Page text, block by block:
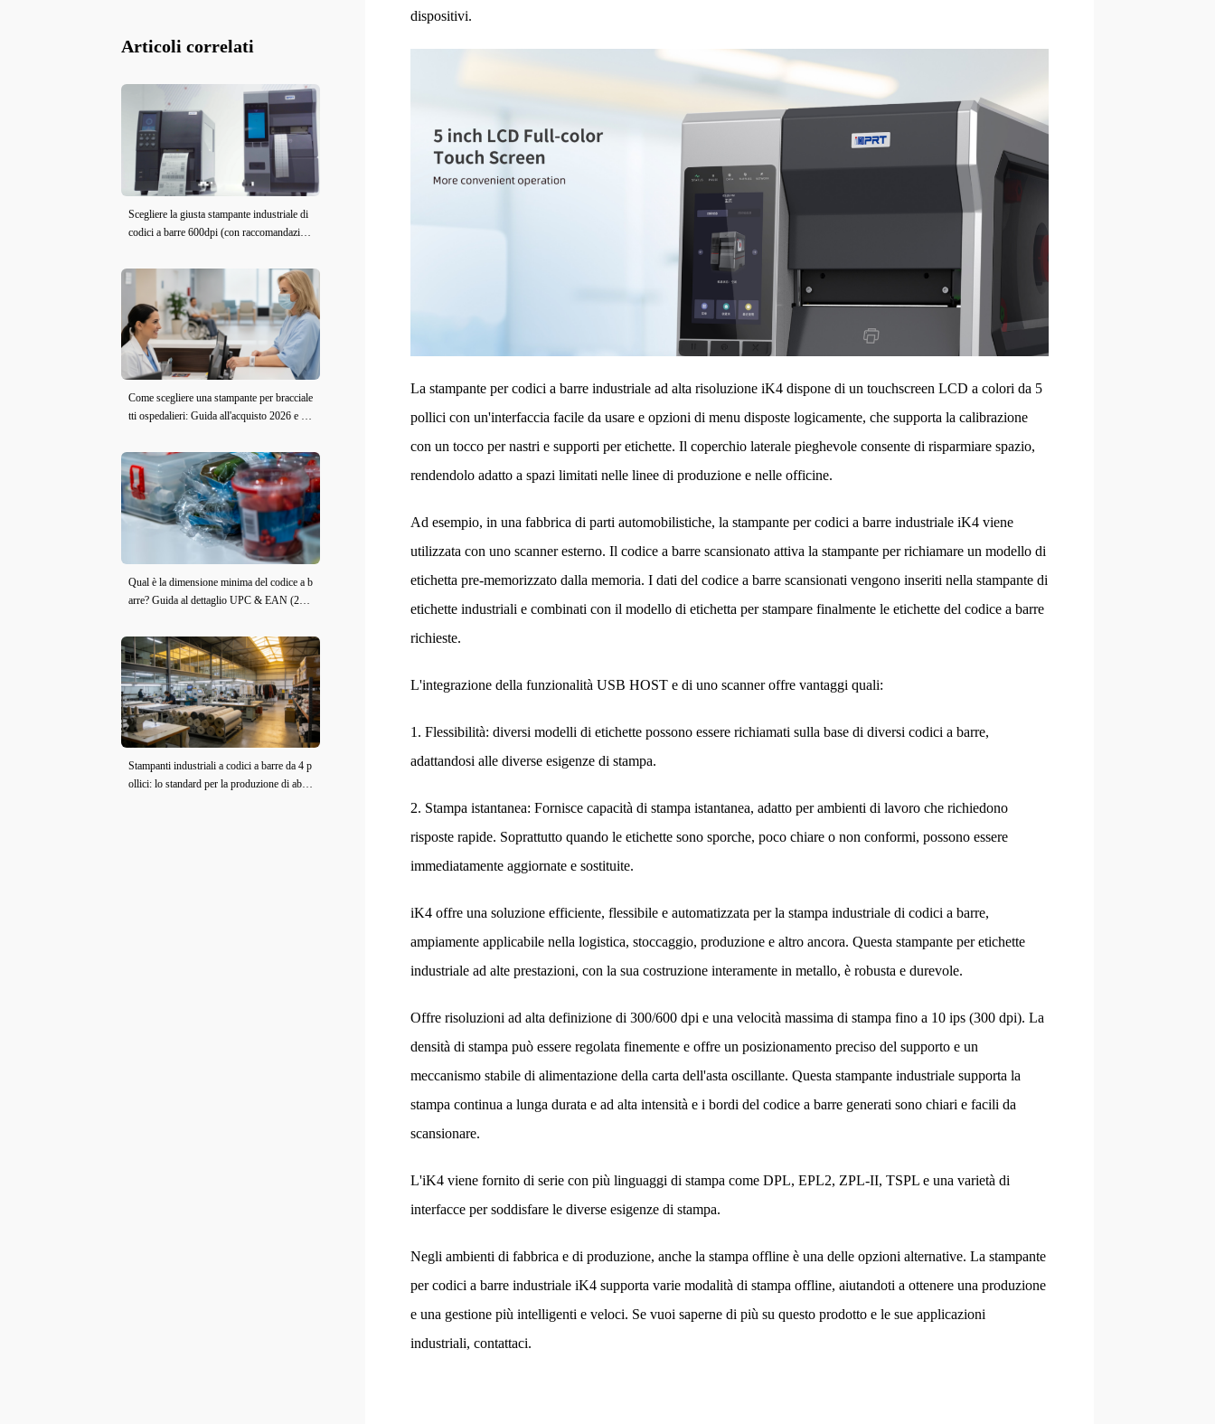
dispositivi.
La stampante per codici a barre industriale ad alta risoluzione iK4 dispone di un touchscreen LCD a colori da 5
pollici con un'interfaccia facile da usare e opzioni di menu disposte logicamente, che supporta la calibrazione
con un tocco per nastri e supporti per etichette. Il coperchio laterale pieghevole consente di risparmiare spazio,
rendendolo adatto a spazi limitati nelle linee di produzione e nelle officine.
Ad esempio, in una fabbrica di parti automobilistiche, la stampante per codici a barre industriale iK4 viene
utilizzata con uno scanner esterno. Il codice a barre scansionato attiva la stampante per richiamare un modello di
etichetta pre-memorizzato dalla memoria. I dati del codice a barre scansionati vengono inseriti nella stampante di
etichette industriali e combinati con il modello di etichetta per stampare finalmente le etichette del codice a barre
richieste.
L'integrazione della funzionalità USB HOST e di uno scanner offre vantaggi quali:
1. Flessibilità: diversi modelli di etichette possono essere richiamati sulla base di diversi codici a barre,
adattandosi alle diverse esigenze di stampa.
2. Stampa istantanea: Fornisce capacità di stampa istantanea, adatto per ambienti di lavoro che richiedono
risposte rapide. Soprattutto quando le etichette sono sporche, poco chiare o non conformi, possono essere
immediatamente aggiornate e sostituite.
iK4 offre una soluzione efficiente, flessibile e automatizzata per la stampa industriale di codici a barre,
ampiamente applicabile nella logistica, stoccaggio, produzione e altro ancora. Questa stampante per etichette
industriale ad alte prestazioni, con la sua costruzione interamente in metallo, è robusta e durevole.
Offre risoluzioni ad alta definizione di 300/600 dpi e una velocità massima di stampa fino a 10 ips (300 dpi). La
densità di stampa può essere regolata finemente e offre un posizionamento preciso del supporto e un
meccanismo stabile di alimentazione della carta dell'asta oscillante. Questa stampante industriale supporta la
stampa continua a lunga durata e ad alta intensità e i bordi del codice a barre generati sono chiari e facili da
scansionare.
L'iK4 viene fornito di serie con più linguaggi di stampa come DPL, EPL2, ZPL-II, TSPL e una varietà di
interfacce per soddisfare le diverse esigenze di stampa.
Negli ambienti di fabbrica e di produzione, anche la stampa offline è una delle opzioni alternative. La stampante
per codici a barre industriale iK4 supporta varie modalità di stampa offline, aiutandoti a ottenere una produzione
e una gestione più intelligenti e veloci. Se vuoi saperne di più su questo prodotto e le sue applicazioni
industriali, contattaci.
Articoli correlati
Scegliere la giusta stampante industriale di
codici a barre 600dpi (con raccomandazion
Come scegliere una stampante per bracciale
tti ospedalieri: Guida all'acquisto 2026 e re
Qual è la dimensione minima del codice a b
arre? Guida al dettaglio UPC & EAN (202
Stampanti industriali a codici a barre da 4 p
ollici: lo standard per la produzione di abbi